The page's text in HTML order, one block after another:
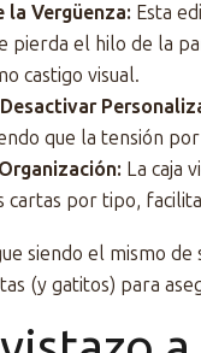
la Vergüenza: Esta
pierda el hilo de la
castigo visual.
que la tensión
La caja
cartas por tipo,
siendo el mismo
(y gatitos) para